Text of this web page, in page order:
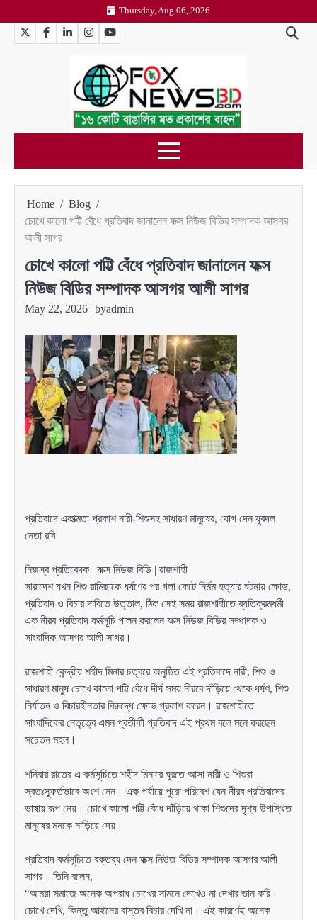
to
content
Thursday, Aug 06, 2026
TwitterFacebookLinkedInInstagramYouTube
Home
Blog
চোখে কালো পট্টি বেঁধে প্রতিবাদ জানালেন ফক্স নিউজ বিডির সম্পাদক আসগর
আলী সাগর
চোখে কালো পট্টি বেঁধে প্রতিবাদ জানালেন ফক্স
নিউজ বিডির সম্পাদক আসগর আলী সাগর
May 22, 2026 byadmin
প্রতিবাদে একাত্মতা প্রকাশ নারী-শিশুসহ সাধারণ মানুষের, যোগ দেন যুবদল
নেতা রবি
নিজস্ব প্রতিবেদক | ফক্স নিউজ বিডি | রাজশাহী
সারাদেশ যখন শিশু রামিছাকে ধর্ষণের পর গলা কেটে নির্মম হত্যার ঘটনায় ক্ষোভ,
প্রতিবাদ ও বিচার দাবিতে উত্তাল, ঠিক সেই সময় রাজশাহীতে ব্যতিক্রমধর্মী
এক নীরব প্রতিবাদ কর্মসূচি পালন করলেন ফক্স নিউজ বিডির সম্পাদক ও
সাংবাদিক আসগর আলী সাগর।
রাজশাহী কেন্দ্রীয় শহীদ মিনার চত্বরে অনুষ্ঠিত এই প্রতিবাদে নারী, শিশু ও
সাধারণ মানুষ চোখে কালো পট্টি বেঁধে দীর্ঘ সময় নীরবে দাঁড়িয়ে থেকে ধর্ষণ, শিশু
নির্যাতন ও বিচারহীনতার বিরুদ্ধে ক্ষোভ প্রকাশ করেন। রাজশাহীতে
সাংবাদিকের নেতৃত্বে এমন প্রতীকী প্রতিবাদ এই প্রথম বলে মনে করছেন
সচেতন মহল।
শনিবার রাতের এ কর্মসূচিতে শহীদ মিনারে ঘুরতে আসা নারী ও শিশুরা
স্বতঃস্ফূর্তভাবে অংশ নেন। এক পর্যায়ে পুরো পরিবেশ যেন নীরব প্রতিবাদের
ভাষায় রূপ নেয়। চোখে কালো পট্টি বেঁধে দাঁড়িয়ে থাকা শিশুদের দৃশ্য উপস্থিত
মানুষের মনকে নাড়িয়ে দেয়।
প্রতিবাদ কর্মসূচিতে বক্তব্য দেন ফক্স নিউজ বিডির সম্পাদক আসগর আলী
সাগর। তিনি বলেন,
“আমরা সমাজে অনেক অপরাধ চোখের সামনে দেখেও না দেখার ভান করি।
চোখে দেখি, কিন্তু আইনের বাস্তব বিচার দেখি না। এই কারণেই অনেক